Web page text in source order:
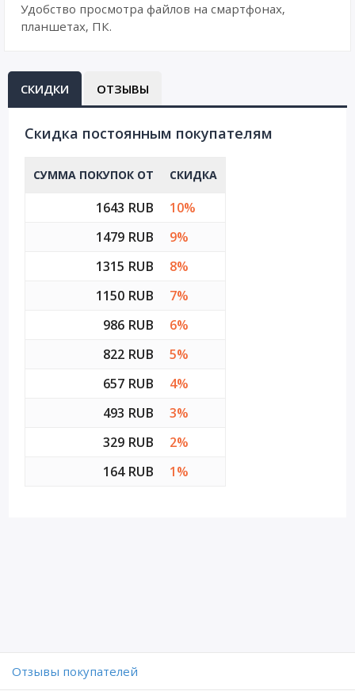
Удобство просмотра файлов на смартфонах,
планшетах, ПК.
СКИДКИ ОТЗЫВЫ
Cкидка постоянным покупателям
СУММА ПОКУПОК ОТ СКИДКА
1643 RUB
10%
1479 RUB
9%
1315 RUB
8%
1150 RUB
7%
986 RUB
6%
822 RUB
5%
657 RUB
4%
493 RUB
3%
329 RUB
2%
164 RUB
1%
Отзывы покупателей